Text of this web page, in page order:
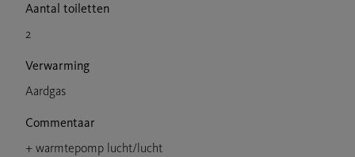
Aantal toiletten
2
Verwarming
Aardgas
Commentaar
+ warmtepomp lucht/lucht